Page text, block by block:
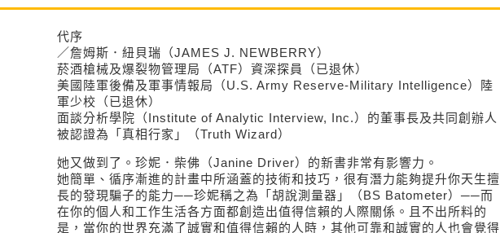
代序
／詹姆斯．紐貝瑞（JAMES J. NEWBERRY）
菸酒槍械及爆裂物管理局（ATF）資深探員（已退休）
美國陸軍後備及軍事情報局（U.S. Army Reserve-Military Intelligence）陸
軍少校（已退休）
面談分析學院（Institute of Analytic Interview, Inc.）的董事長及共同創辦人
被認證為「真相行家」（Truth Wizard）
她又做到了。珍妮．柴佛（Janine Driver）的新書非常有影響力。
她簡單、循序漸進的計畫中所涵蓋的技術和技巧，很有潛力能夠提升你天生擅
長的發現騙子的能力──珍妮稱之為「胡說測量器」（BS Batometer）──而
在你的個人和工作生活各方面都創造出值得信賴的人際關係。且不出所料的
是，當你的世界充滿了誠實和值得信賴的人時，其他可靠和誠實的人也會覺得